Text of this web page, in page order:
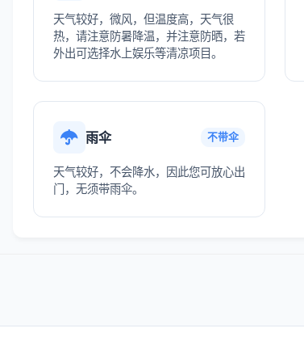
天气较好，微风，但温度高，天气很
热，请注意防暑降温，并注意防晒，若
外出可选择水上娱乐等清凉项目。
雨伞 不带伞
天气较好，不会降水，因此您可放心出
门，无须带雨伞。